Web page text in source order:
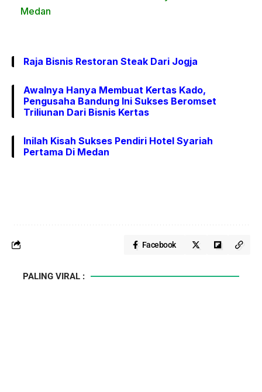
Medan
Raja Bisnis Restoran Steak Dari Jogja
Awalnya Hanya Membuat Kertas Kado,
Pengusaha Bandung Ini Sukses Beromset
Triliunan Dari Bisnis Kertas
Inilah Kisah Sukses Pendiri Hotel Syariah
Pertama Di Medan
Facebook
PALING VIRAL :